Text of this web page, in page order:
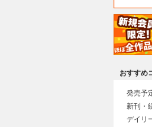
おすすめ
発売予
新刊・
デイリ